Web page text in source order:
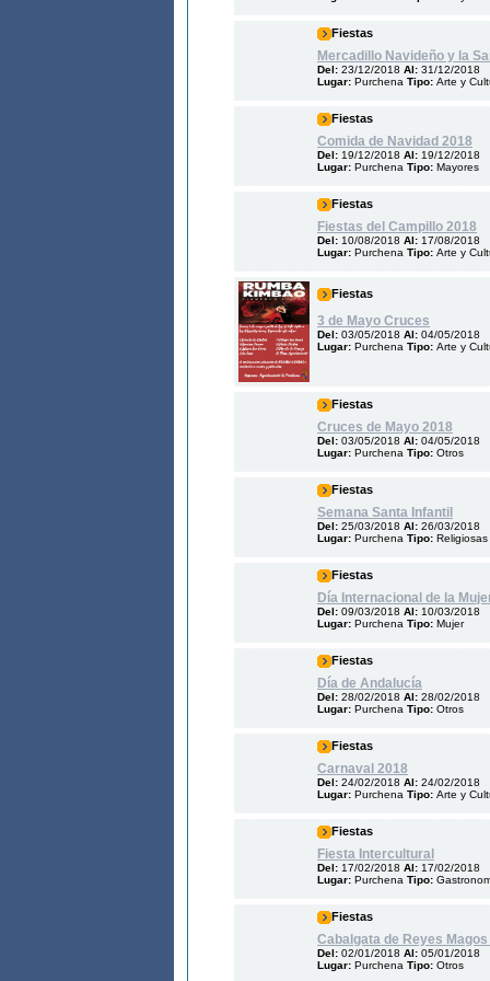
Fiestas
Mercadillo Navideño y la
Del: 23/12/2018 Al: 31/12/2018
Lugar: Purchena Tipo: Arte y
Fiestas
Comida de Navidad 2018
Del: 19/12/2018 Al: 19/12/2018
Lugar: Purchena Tipo: Mayores
Fiestas
Fiestas del Campillo 2018
Del: 10/08/2018 Al: 17/08/2018
Lugar: Purchena Tipo: Arte y
Fiestas
3 de Mayo Cruces
Del: 03/05/2018 Al: 04/05/2018
Lugar: Purchena Tipo: Arte y
Fiestas
Cruces de Mayo 2018
Del: 03/05/2018 Al: 04/05/2018
Lugar: Purchena Tipo: Otros
Fiestas
Semana Santa Infantil
Del: 25/03/2018 Al: 26/03/2018
Lugar: Purchena Tipo: Religiosas
Fiestas
Día Internacional de la
Del: 09/03/2018 Al: 10/03/2018
Lugar: Purchena Tipo: Mujer
Fiestas
Día de Andalucía
Del: 28/02/2018 Al: 28/02/2018
Lugar: Purchena Tipo: Otros
Fiestas
Carnaval 2018
Del: 24/02/2018 Al: 24/02/2018
Lugar: Purchena Tipo: Arte y
Fiestas
Fiesta Intercultural
Del: 17/02/2018 Al: 17/02/2018
Lugar: Purchena Tipo:
Fiestas
Cabalgata de Reyes Magos
Del: 02/01/2018 Al: 05/01/2018
Lugar: Purchena Tipo: Otros